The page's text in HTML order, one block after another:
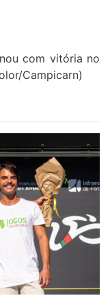
com vitória no
Campicarn)